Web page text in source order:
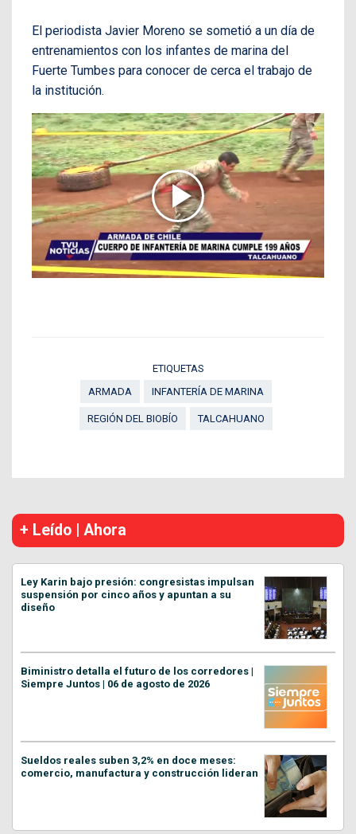
El periodista Javier Moreno se sometió a un día de
entrenamientos con los infantes de marina del
Fuerte Tumbes para conocer de cerca el trabajo de
la institución.
ETIQUETAS
ARMADA
INFANTERÍA DE MARINA
REGIÓN DEL BIOBÍO TALCAHUANO
+ Leído | Ahora
Ley Karin bajo presión: congresistas impulsan
suspensión por cinco años y apuntan a su
diseño
Biministro detalla el futuro de los corredores |
Siempre Juntos | 06 de agosto de 2026
Sueldos reales suben 3,2% en doce meses:
comercio, manufactura y construcción lideran